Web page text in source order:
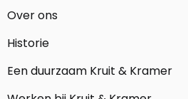
Over ons
Historie
Een duurzaam Kruit & Kramer